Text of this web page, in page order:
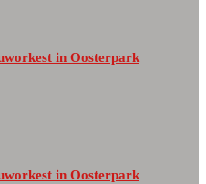
in Oosterpark
in Oosterpark